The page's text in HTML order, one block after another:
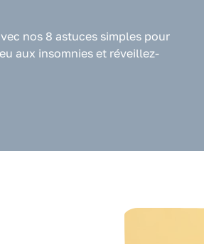
nos 8 astuces simples pour
aux insomnies et réveillez-